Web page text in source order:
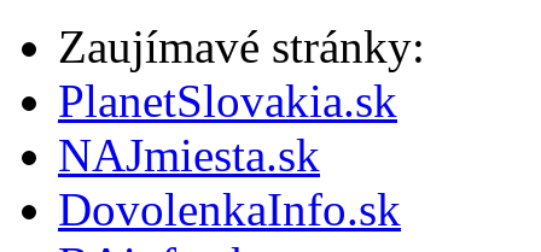
Zaujímavé stránky:
PlanetSlovakia.sk
NAJmiesta.sk
DovolenkaInfo.sk